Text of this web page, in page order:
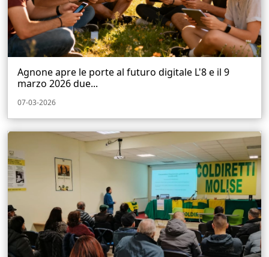
Agnone apre le porte al futuro digitale L'8 e il 9
marzo 2026 due...
07-03-2026